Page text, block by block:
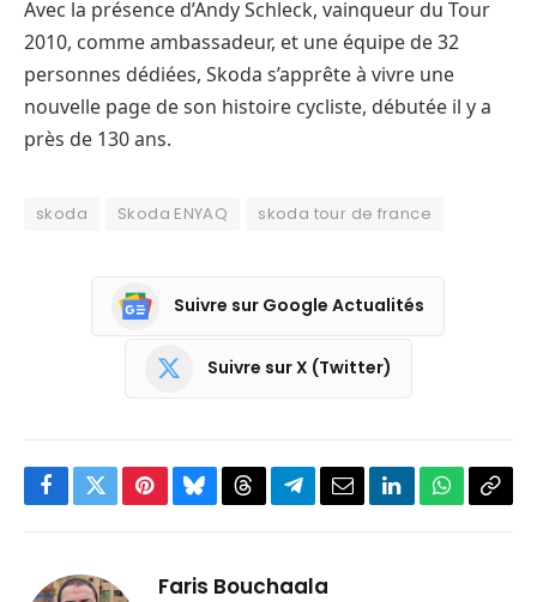
Avec la présence d’Andy Schleck, vainqueur du Tour
2010, comme ambassadeur, et une équipe de 32
personnes dédiées, Skoda s’apprête à vivre une
nouvelle page de son histoire cycliste, débutée il y a
près de 130 ans.
skoda Skoda ENYAQ skoda tour de france
Suivre sur Google Actualités
Suivre sur X (Twitter)
Facebook
TwitterPinterestBlueskyThreadsPartager
Telegram
EmailLinkedInWhatsApp
Faris Bouchaala